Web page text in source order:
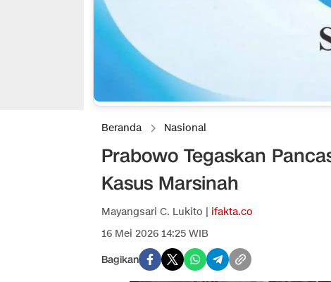
Beranda Nasional
Prabowo Tegaskan
Kasus Marsinah
Mayangsari C. Lukito | ifakta.co
16 Mei 2026 14:25 WIB
Bagikan